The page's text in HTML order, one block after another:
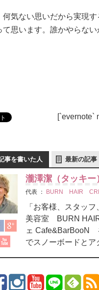
気ない思いだから実現す
て思います。誰かやらない
[`evernote`
事を書いた人 最新の記事
瀧澤潔（タッキー
代表 ： BURN HAIR
「お客様、スタ
美容室 BURN
ェ Cafe&BarBooN
でスノーボードとア